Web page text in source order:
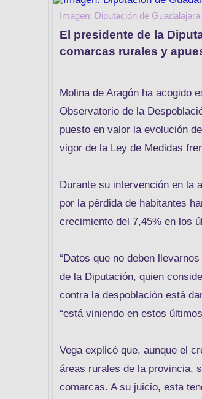
Imagen: Diputación de Guadalajara
El presidente de la
comarcas rurales y
Molina de Aragón ha acogido
Observatorio de la
puesto en valor la evolución
vigor de la Ley de Medidas
Durante su intervención en la
por la pérdida de habitantes
crecimiento del 7,45% en los
“Datos que no deben
de la Diputación, quien
contra la despoblación está
“está viniendo en estos
Vega explicó que, aunque el
áreas rurales de la provincia,
comarcas. A su juicio, esta